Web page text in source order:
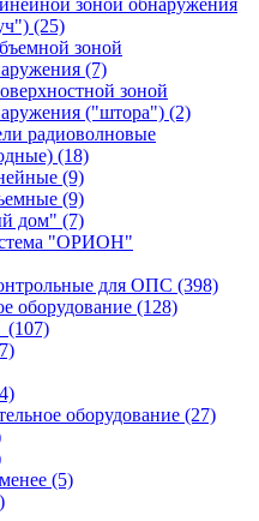
зоной обнаружения
(25)
зоной
(7)
зоной
("штора") (2)
радиоволновые
(18)
(9)
(9)
дом" (7)
"ОРИОН"
для ОПС (398)
оборудование (128)
(107)
оборудование (27)
(5)